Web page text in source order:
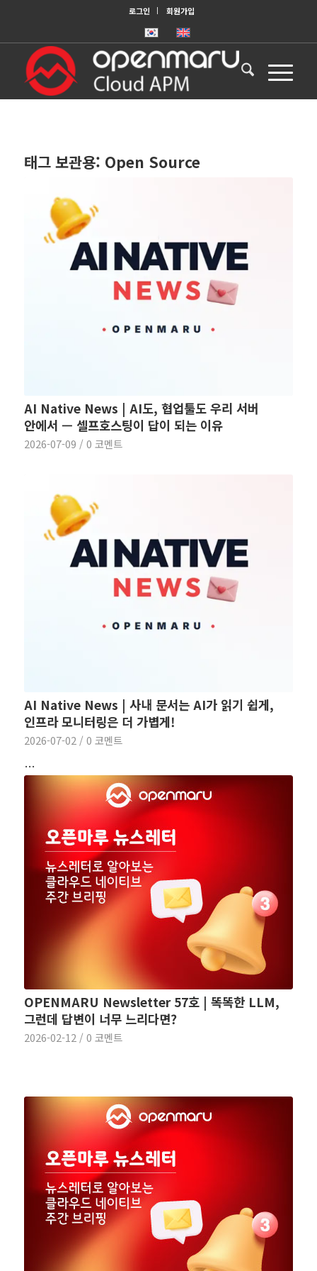
로그인 회원가입
태그 보관용: Open Source
AI Native News | AI도, 협업툴도 우리 서버
안에서 — 셀프호스팅이 답이 되는 이유
2026-07-09 / 0 코멘트
AI Native News | 사내 문서는 AI가 읽기 쉽게,
인프라 모니터링은 더 가볍게!
2026-07-02 / 0 코멘트
…
OPENMARU Newsletter 57호 | 똑똑한 LLM,
그런데 답변이 너무 느리다면?
2026-02-12 / 0 코멘트